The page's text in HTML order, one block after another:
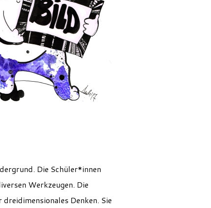
Die Schüler*innen
Werkzeugen. Die
dreidimensionales Denken. Sie